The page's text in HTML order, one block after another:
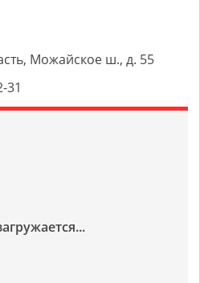
Можайское ш., д. 55
31